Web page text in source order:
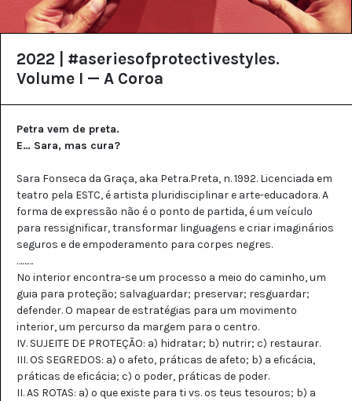
2022 | #aseriesofprotectivestyles.
Volume I — A Coroa
Petra vem de preta.
E… Sara, mas cura?
Sara Fonseca da Graça, aka Petra.Preta, n. 1992. Licenciada em
teatro pela ESTC, é artista pluridisciplinar e arte-educadora. A
forma de expressão não é o ponto de partida, é um veículo
para ressignificar, transformar linguagens e criar imaginários
seguros e de empoderamento para corpes negres.
………
No interior encontra-se um processo a meio do caminho, um
guia para proteção; salvaguardar; preservar; resguardar;
defender. O mapear de estratégias para um movimento
interior, um percurso da margem para o centro.
IV. SUJEITE DE PROTEÇÃO: a) hidratar; b) nutrir; c) restaurar.
III. OS SEGREDOS: a) o afeto, práticas de afeto; b) a eficácia,
práticas de eficácia; c) o poder, práticas de poder.
II. AS ROTAS: a) o que existe para ti vs. os teus tesouros; b) a